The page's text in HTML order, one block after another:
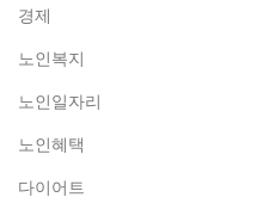
경제
노인복지
노인일자리
노인혜택
다이어트